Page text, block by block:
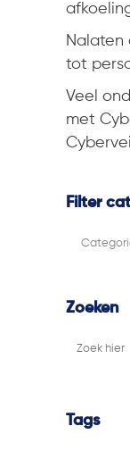
Nalaten
tot
Veel
met
Filter
Filter
Zoeken
Tags